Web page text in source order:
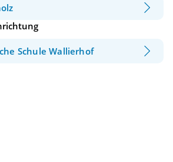
Schule Wallierhof